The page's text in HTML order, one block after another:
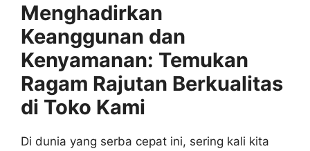
Menghadirkan
Keanggunan dan
Kenyamanan: Temukan
Ragam Rajutan Berkualitas
di Toko Kami
Di dunia yang serba cepat ini, sering kali kita